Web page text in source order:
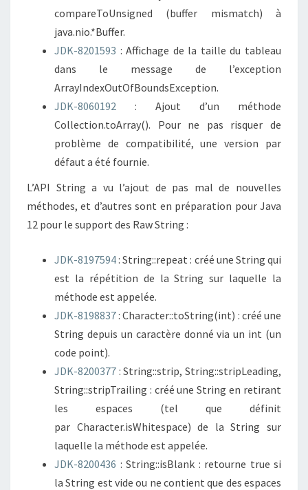
compareToUnsigned (buffer mismatch) à
java.nio.*Buffer.
JDK-8201593 : Affichage de la taille du tableau
dans le message de l’exception
ArrayIndexOutOfBoundsException.
JDK-8060192 : Ajout d’un méthode
Collection.toArray(). Pour ne pas risquer de
problème de compatibilité, une version par
défaut a été fournie.
L’API String a vu l’ajout de pas mal de nouvelles
méthodes, et d’autres sont en préparation pour Java
12 pour le support des Raw String :
JDK-8197594: String::repeat : créé une String qui
est la répétition de la String sur laquelle la
méthode est appelée.
JDK-8198837: Character::toString(int) : créé une
String depuis un caractère donné via un int (un
code point).
JDK-8200377 : String::strip, String::stripLeading,
String::stripTrailing : créé une String en retirant
les espaces (tel que définit
par Character.isWhitespace) de la String sur
laquelle la méthode est appelée.
JDK-8200436 : String::isBlank : retourne true si
la String est vide ou ne contient que des espaces